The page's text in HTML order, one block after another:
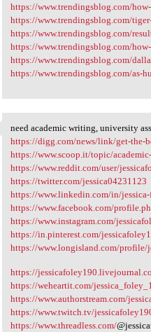
https://www.trendingsblog.com/
https://www.trendingsblog.com/
https://www.trendingsblog.com/
https://www.trendingsblog.com/
https://www.trendingsblog.com/
https://www.trendingsblog.com/as-
need academic writing,
need academic writing, university
https://digg.com/news/link/get-the-
https://www.scoop.it/topic/
https://www.reddit.com/user/
https://twitter.com/jessica04231123
https://www.linkedin.com/in/
https://www.facebook.com/
https://www.instagram.com/
https://in.pinterest.com/
https://www.longisland.com/profile/
https://
https://weheartit.com/
https://www.authorstream.com/
https://www.twitch.tv/
https://www.threadless.com/